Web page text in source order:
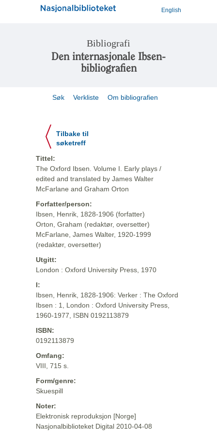
English
Bibliografi
Den internasjonale Ibsen-
bibliografien
Søk Verkliste Om bibliografien
Tilbake til
søketreff
Tittel:
The Oxford Ibsen. Volume I. Early plays /
edited and translated by James Walter
McFarlane and Graham Orton
Forfatter/person:
Ibsen, Henrik, 1828-1906 (forfatter)
Orton, Graham (redaktør, oversetter)
McFarlane, James Walter, 1920-1999
(redaktør, oversetter)
Utgitt:
London : Oxford University Press, 1970
I:
Ibsen, Henrik, 1828-1906: Verker : The Oxford
Ibsen : 1, London : Oxford University Press,
1960-1977, ISBN 0192113879
ISBN:
0192113879
Omfang:
VIII, 715 s.
Form/genre:
Skuespill
Noter:
Elektronisk reproduksjon [Norge]
Nasjonalbiblioteket Digital 2010-04-08